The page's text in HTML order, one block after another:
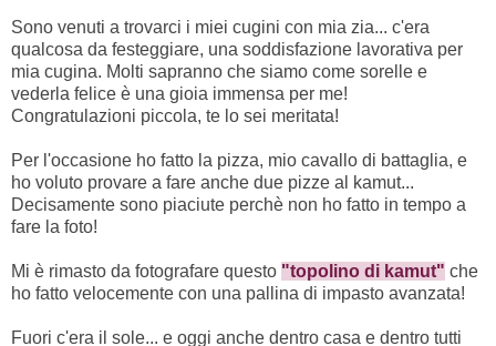
Sono venuti a trovarci i miei cugini con mia zia... c'era
qualcosa da festeggiare, una soddisfazione lavorativa per
mia cugina. Molti sapranno che siamo come sorelle e
vederla felice è una gioia immensa per me!
Congratulazioni piccola, te lo sei meritata!
Per l'occasione ho fatto la pizza, mio cavallo di battaglia, e
ho voluto provare a fare anche due pizze al kamut...
Decisamente sono piaciute perchè non ho fatto in tempo a
fare la foto!
Mi è rimasto da fotografare questo "topolino di kamut" che
ho fatto velocemente con una pallina di impasto avanzata!
Fuori c'era il sole... e oggi anche dentro casa e dentro tutti